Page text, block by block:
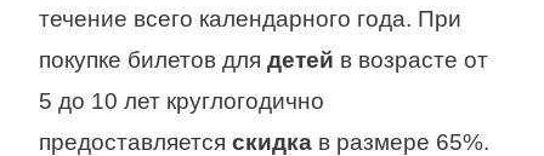
течение всего календарного года. При
покупке билетов для детей в возрасте от
5 до 10 лет круглогодично
предоставляется скидка в размере 65%.